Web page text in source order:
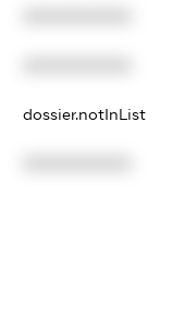
dossier.notInList